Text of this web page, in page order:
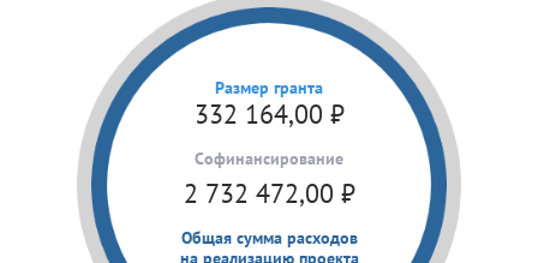
Размер гранта
332 164,00 ₽
Cофинансирование
2 732 472,00 ₽
Общая сумма расходов
на реализацию проекта